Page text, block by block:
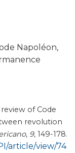
Napoléon
review of Code
revolution
, 9, 149-178.
article/view/74